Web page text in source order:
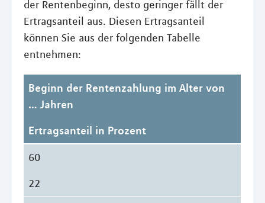
der Rentenbeginn, desto geringer fällt der
Ertragsanteil aus. Diesen Ertragsanteil
können Sie aus der folgenden Tabelle
entnehmen:
Beginn der Rentenzahlung im Alter von
… Jahren
Ertragsanteil in Prozent
60
22